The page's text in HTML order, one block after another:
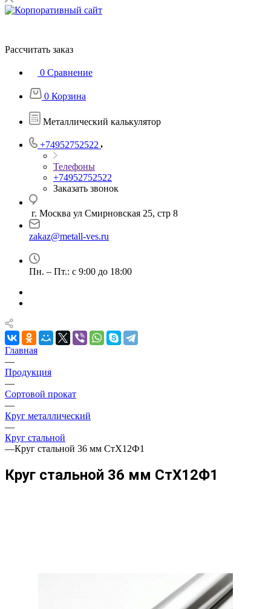
Рассчитать заказ
0 Сравнение
0 Корзина
Металлический калькулятор
+74952752522
Телефоны
+74952752522
Заказать звонок
г. Москва ул Смирновская 25, стр 8
zakaz@metall-ves.ru
Пн. – Пт.: с 9:00 до 18:00
Главная
—
Продукция
—
Сортовой прокат
—
Круг металлический
—
Круг стальной
—Круг стальной 36 мм СтХ12Ф1
Круг стальной 36 мм СтХ12Ф1